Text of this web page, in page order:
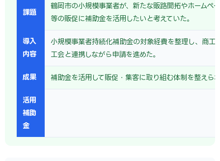
課題
鶴岡市の小規模事業者が、新たな販路開拓やホームペ
等の販促に補助金を活用したいと考えていた。
導入
内容
小規模事業者持続化補助金の対象経費を整理し、商工
工会と連携しながら申請を進めた。
成果 補助金を活用して販促・集客に取り組む体制を整えら
活用
補助
金